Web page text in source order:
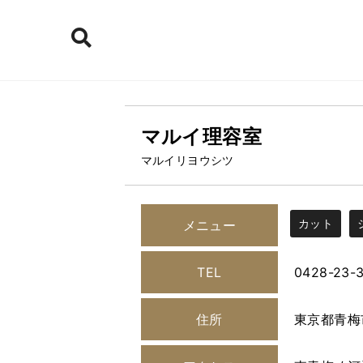
マルイ理容室
マルイリヨウシツ
メニュー カット
TEL 0428-23-
住所 東京都青